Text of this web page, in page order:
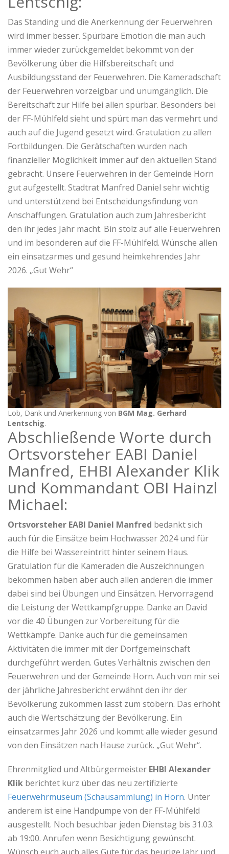
Das Standing und die Anerkennung der Feuerwehren
wird immer besser. Spürbare Emotion die man auch
immer wieder zurückgemeldet bekommt von der
Bevölkerung über die Hilfsbereitschaft und
Ausbildungsstand der Feuerwehren. Die Kameradschaft
der Feuerwehren vorzeigbar und unumgänglich. Die
Bereitschaft zur Hilfe bei allen spürbar. Besonders bei
der FF-Mühlfeld sieht und spürt man das vermehrt und
auch auf die Jugend gesetzt wird. Gratulation zu allen
Fortbildungen. Die Gerätschaften wurden nach
finanzieller Möglichkeit immer auf den aktuellen Stand
gebracht. Unsere Feuerwehren in der Gemeinde Horn
gut aufgestellt. Stadtrat Manfred Daniel sehr wichtig
und unterstützend bei Entscheidungsfindung von
Anschaffungen. Gratulation auch zum Jahresbericht
den ihr jedes Jahr macht. Bin stolz auf alle Feuerwehren
und im besonderen auf die FF-Mühlfeld. Wünsche allen
ein einsatzarmes und gesund heimkehrendes Jahr
2026. „Gut Wehr“
Lob, Dank und Anerkennung von BGM Mag. Gerhard
Lentschig.
Abschließende Worte durch
Ortsvorsteher EABI Daniel
Manfred, EHBI Alexander Klik
und Kommandant OBI Hainzl
Michael:
Ortsvorsteher EABI Daniel Manfred bedankt sich
auch für die Einsätze beim Hochwasser 2024 und für
die Hilfe bei Wassereintritt hinter seinem Haus.
Gratulation für die Kameraden die Auszeichnungen
bekommen haben aber auch allen anderen die immer
dabei sind bei Übungen und Einsätzen. Hervorragend
die Leistung der Wettkampfgruppe. Danke an David
vor die 40 Übungen zur Vorbereitung für die
Wettkämpfe. Danke auch für die gemeinsamen
Aktivitäten die immer mit der Dorfgemeinschaft
durchgeführt werden. Gutes Verhältnis zwischen den
Feuerwehren und der Gemeinde Horn. Auch von mir sei
der jährliche Jahresbericht erwähnt den ihr der
Bevölkerung zukommen lässt zum stöbern. Das erhöht
auch die Wertschätzung der Bevölkerung. Ein
einsatzarmes Jahr 2026 und kommt alle wieder gesund
von den Einsätzen nach Hause zurück. „Gut Wehr“.
Ehrenmitglied und Altbürgermeister EHBI Alexander
Klik berichtet kurz über das neu zertifizierte
Feuerwehrmuseum (Schausammlung) in Horn. Unter
anderem ist eine Handpumpe von der FF-Mühlfeld
ausgestellt. Noch besuchbar jeden Dienstag bis 31.03.
ab 19:00. Anrufen wenn Besichtigung gewünscht.